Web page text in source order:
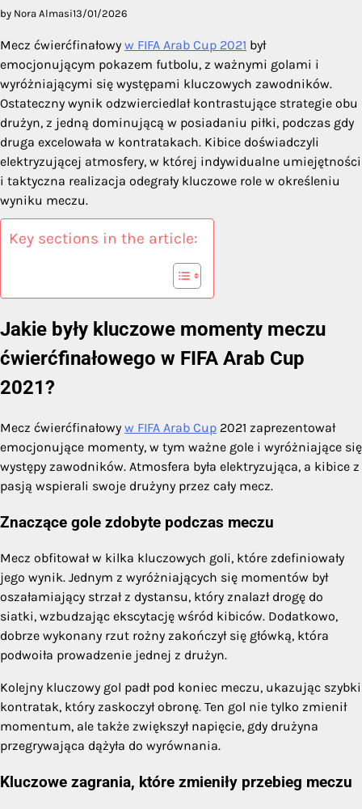
by Nora Almasi13/01/2026
Mecz ćwierćfinałowy w FIFA Arab Cup 2021 był
emocjonującym pokazem futbolu, z ważnymi golami i
wyróżniającymi się występami kluczowych zawodników.
Ostateczny wynik odzwierciedlał kontrastujące strategie obu
drużyn, z jedną dominującą w posiadaniu piłki, podczas gdy
druga excelowała w kontratakach. Kibice doświadczyli
elektryzującej atmosfery, w której indywidualne umiejętności
i taktyczna realizacja odegrały kluczowe role w określeniu
wyniku meczu.
Key sections in the article:
Jakie były kluczowe momenty meczu
ćwierćfinałowego w FIFA Arab Cup
2021?
Mecz ćwierćfinałowy w FIFA Arab Cup 2021 zaprezentował
emocjonujące momenty, w tym ważne gole i wyróżniające się
występy zawodników. Atmosfera była elektryzująca, a kibice z
pasją wspierali swoje drużyny przez cały mecz.
Znaczące gole zdobyte podczas meczu
Mecz obfitował w kilka kluczowych goli, które zdefiniowały
jego wynik. Jednym z wyróżniających się momentów był
oszałamiający strzał z dystansu, który znalazł drogę do
siatki, wzbudzając ekscytację wśród kibiców. Dodatkowo,
dobrze wykonany rzut rożny zakończył się główką, która
podwoiła prowadzenie jednej z drużyn.
Kolejny kluczowy gol padł pod koniec meczu, ukazując szybki
kontratak, który zaskoczył obronę. Ten gol nie tylko zmienił
momentum, ale także zwiększył napięcie, gdy drużyna
przegrywająca dążyła do wyrównania.
Kluczowe zagrania, które zmieniły przebieg meczu